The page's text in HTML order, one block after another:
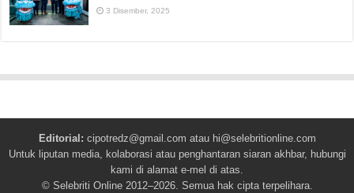
3 Disember, 2025
Editorial: cipotredz@gmail.com atau hi@selebritionline.com
Untuk liputan media, kolaborasi atau penghantaran siaran akhbar, hubungi
kami di alamat e-mel di atas.
© Selebriti Online 2012–2026. Semua hak cipta terpelihara.